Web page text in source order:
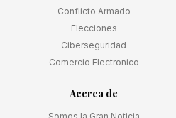
Conflicto Armado
Elecciones
Ciberseguridad
Comercio Electronico
Acerca de